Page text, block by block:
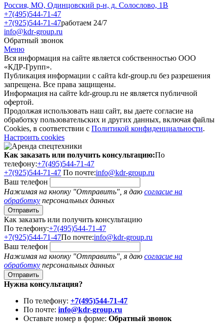
Россия, МО, Одинцовский р-н, д. Солослово, 1В
+7(495)544-71-47
+7(925)544-71-47работаем 24/7
info@kdr-group.ru
Обратный звонок
Меню
Вся информация на сайте является собственностью ООО
«КДР-Групп».
Публикация информации с сайта kdr-group.ru без разрешения
запрещена. Все права защищены.
Информация на сайте kdr-group.ru не является публичной
офертой.
Продолжая использовать наш сайт, вы даете согласие на
обработку пользовательских и других данных, включая файлы
Cookies, в соответствии с Политикой конфиденциальности.
Настроить cookies
Как заказать или получить консультацию:По
телефону:+7(495)544-71-47
+7(925)544-71-47 По почте:info@kdr-group.ru
Ваш телефон
Нажимая на кнопку "Отправить", я даю согласие на
обработку персональных данных
Как заказать или получить консультацию
По телефону:+7(495)544-71-47
+7(925)544-71-47По почте:info@kdr-group.ru
Ваш телефон
Нажимая на кнопку "Отправить", я даю согласие на
обработку персональных данных
Нужна консультация?
По телефону: +7(495)544-71-47
По почте: info@kdr-group.ru
Оставьте номер в форме: Обратный звонок